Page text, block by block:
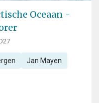
Oceaan -
Jan Mayen